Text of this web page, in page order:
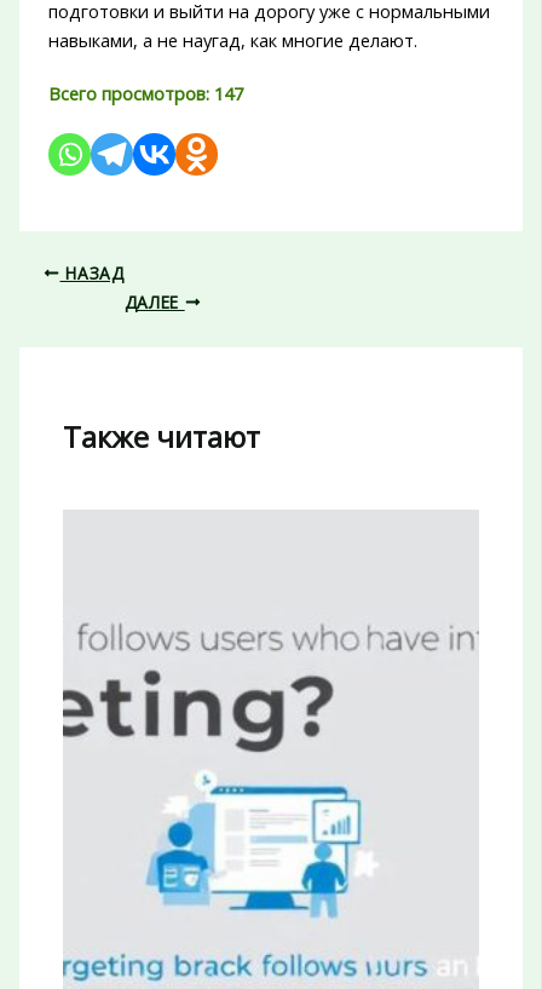
подготовки и выйти на дорогу уже с нормальными
навыками, а не наугад, как многие делают.
Всего просмотров: 147
НАЗАД
ДАЛЕЕ
Также читают